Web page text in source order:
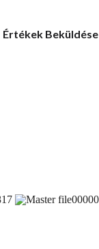
Értékek Beküldése